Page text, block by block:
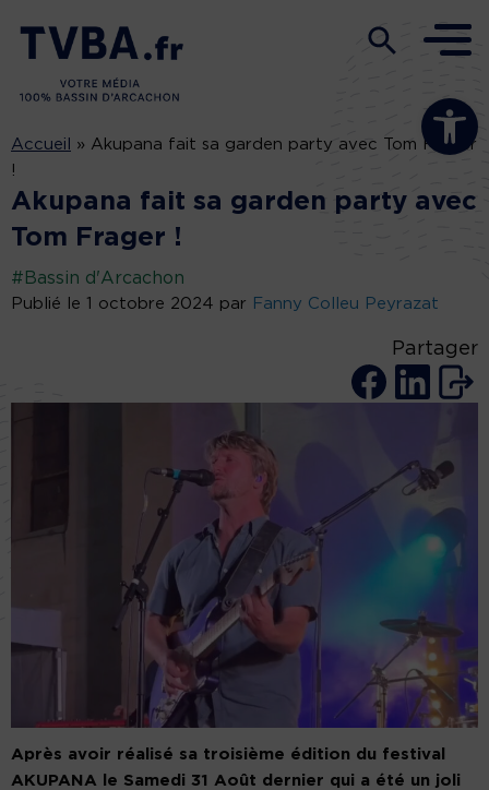
Ouvrir la
Accueil » Akupana fait sa garden party avec Tom Frager
!
Akupana fait sa garden party avec
Tom Frager !
#Bassin d'Arcachon
Publié le 1 octobre 2024 par Fanny Colleu Peyrazat
Partager
Après avoir réalisé sa troisième édition du festival
AKUPANA le Samedi 31 Août dernier qui a été un joli